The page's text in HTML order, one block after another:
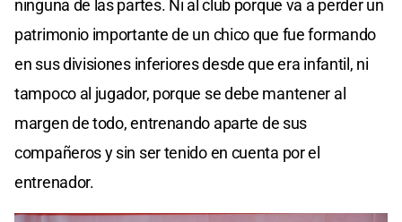
ninguna de las partes. Ni al club porque va a perder un
patrimonio importante de un chico que fue formando
en sus divisiones inferiores desde que era infantil, ni
tampoco al jugador, porque se debe mantener al
margen de todo, entrenando aparte de sus
compañeros y sin ser tenido en cuenta por el
entrenador.